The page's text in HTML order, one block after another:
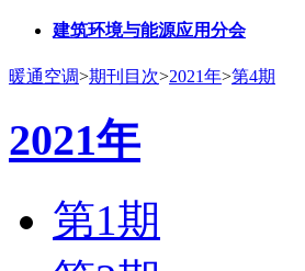
建筑环境与能源应用分会
暖通空调>期刊目次>2021年>第4期
2021年
第1期